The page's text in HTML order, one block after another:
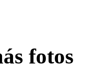
fotos